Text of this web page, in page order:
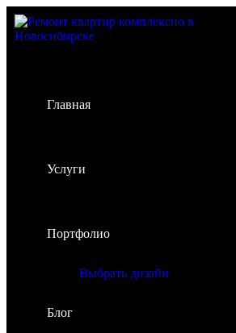
Главная
Услуги
Портфолио
Выбрать дизайн
Блог